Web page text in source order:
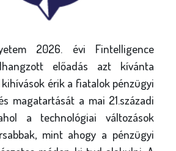
2026. évi Fintelligence
előadás azt kívánta
érik a fiatalok pénzügyi
magatartását a mai 21.századi
a technológiai változások
mint ahogy a pénzügyi